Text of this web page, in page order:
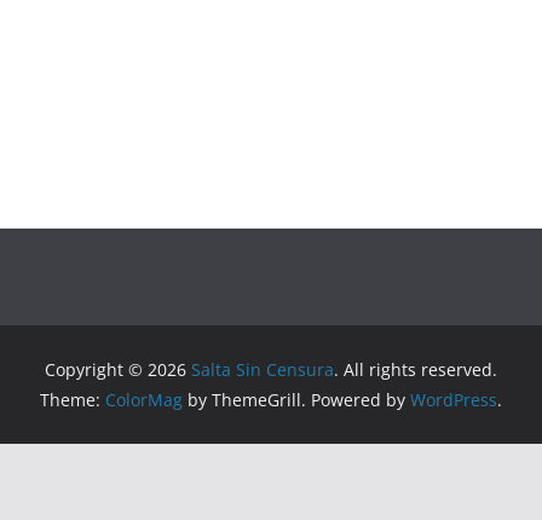
Copyright © 2026 Salta Sin Censura. All rights reserved.
Theme: ColorMag by ThemeGrill. Powered by WordPress.